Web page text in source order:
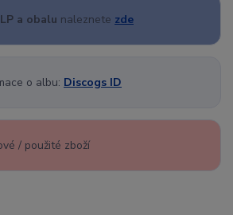
LP a obalu naleznete zde
o albu: Discogs ID
/ použité zboží